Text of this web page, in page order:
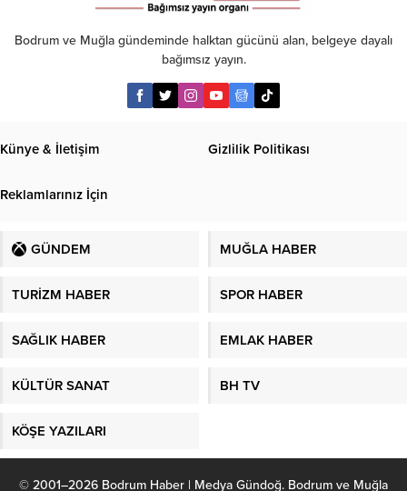
Bodrum ve Muğla gündeminde halktan gücünü alan, belgeye dayalı
bağımsız yayın.
Künye & İletişim Gizlilik Politikası
Reklamlarınız İçin
GÜNDEM MUĞLA HABER
TURİZM HABER SPOR HABER
SAĞLIK HABER EMLAK HABER
KÜLTÜR SANAT BH TV
KÖŞE YAZILARI
© 2001–2026 Bodrum Haber | Medya Gündoğ. Bodrum ve Muğla